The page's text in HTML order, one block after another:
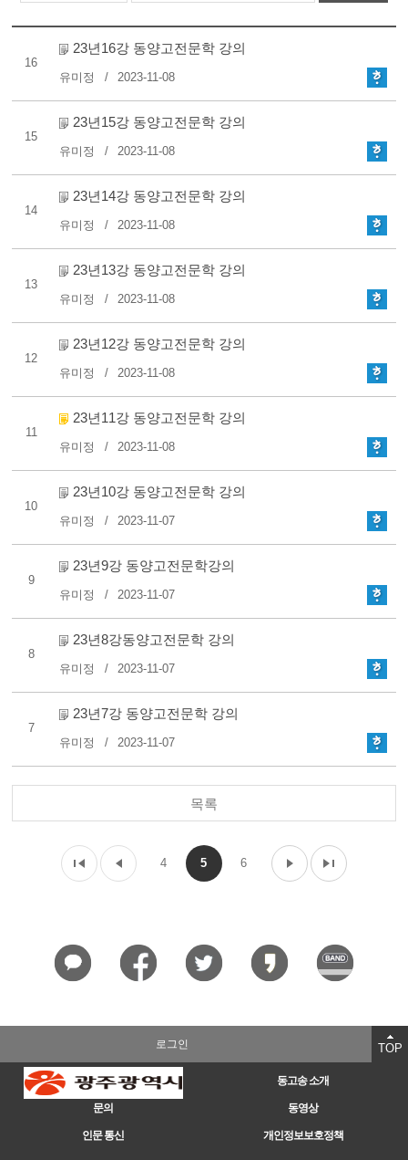
16
23년16강 동양고전문학 강의
유미정 2023-11-08
15
23년15강 동양고전문학 강의
유미정 2023-11-08
14
23년14강 동양고전문학 강의
유미정 2023-11-08
13
23년13강 동양고전문학 강의
유미정 2023-11-08
12
23년12강 동양고전문학 강의
유미정 2023-11-08
11
23년11강 동양고전문학 강의
유미정 2023-11-08
10
23년10강 동양고전문학 강의
유미정 2023-11-07
9
23년9강 동양고전문학강의
유미정 2023-11-07
8
23년8강동양고전문학 강의
유미정 2023-11-07
7
23년7강 동양고전문학 강의
유미정 2023-11-07
목록
4 5 6
로그인
동고송 소개
문의 동영상
인문 통신 개인정보보호정책
TOP